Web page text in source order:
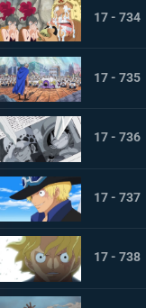
17 - 734
17 - 735
17 - 736
17 - 737
17 - 738